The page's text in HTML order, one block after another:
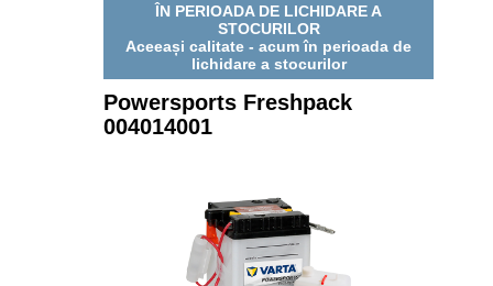
ÎN PERIOADA DE LICHIDARE A
STOCURILOR
Aceeași calitate - acum în perioada de
lichidare a stocurilor
Powersports Freshpack
004014001